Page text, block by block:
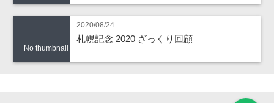
No thumbnail
2020/08/24
札幌記念 2020 ざっくり回顧